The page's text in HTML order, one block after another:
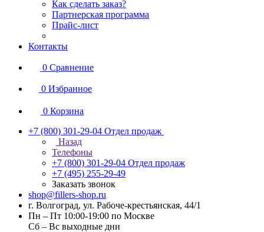
Как сделать заказ?
Партнерская программа
Прайс-лист
Контакты
0 Сравнение
0 Избранное
0 Корзина
+7 (800) 301-29-04 Отдел продаж
Назад
Телефоны
+7 (800) 301-29-04 Отдел продаж
+7 (495) 255-29-49
Заказать звонок
shop@fillers-shop.ru
г. Волгоград, ул. Рабоче-крестьянская, 44/1
Пн – Пт 10:00-19:00 по Москве
Сб – Вс выходные дни